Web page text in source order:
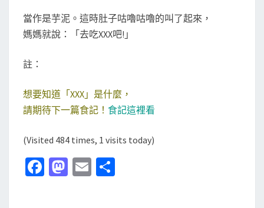
當作是芋泥。這時肚子咕嚕咕嚕的叫了起來，
媽媽就說：「去吃XXX吧!」
註：
想要知道「XXX」是什麼，
請期待下一篇食記！ 食記這裡看
(Visited 484 times, 1 visits today)
Fa M E